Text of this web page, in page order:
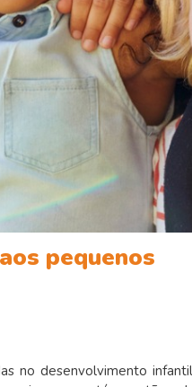
pequenos
no desenvolvimento